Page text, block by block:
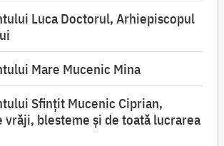
Luca Doctorul, Arhiepiscopul
Mare Mucenic Mina
Sfințit Mucenic Ciprian,
vrăji, blesteme și de toată lucrarea